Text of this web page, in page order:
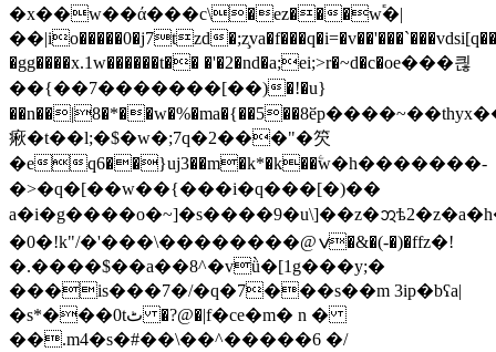
�x��w��ά���c\�ez���w֕�|
��|io�����0�ј7tzd
�gg����x.1w������t�� �'�2�nd�a;ei;>r�~d�c�oе���킎
��{��7�������[��)�!�u}
㾭�t��l;�$�w�;7q�2���"�䇜
�eq6��}uj3��m�k*�k��ۧw�h�������-
�>�q�[��w��{���i�q���[�)��
�0�!k"/�'���\��������@ݍ�&�(-�)�ffz�!
�.����$��a��8^�vǜ�[1g���y;�
���is���7�/�q�7���s��m 3ip�bʕa|
�s*���0tٹ �?@�|f�ce�m� n �
��.m4�s�#��\��^�����6 �/